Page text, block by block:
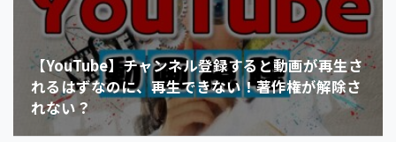
【YouTube】チャンネル登録すると動画が再生さ
れるはずなのに、再生できない！著作権が解除さ
れない？